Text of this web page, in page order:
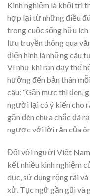
Kinh nghiệm là khối tri
hợp lại từ những điều
trong cuộc sống hữu
lưu truyền thông qua
điển hình là những câu
Ví như khi răn dạy thế
hưởng đến bản thân
câu: “Gần mực thì đen,
người lại có ý kiến cho
gần đèn chưa chắc đã
ngược với lời răn của
Đối với người Việt Nam
kết nhiều kinh nghiệm
dục, sử dụng rộng rãi
xử. Tục ngữ gần gũi và